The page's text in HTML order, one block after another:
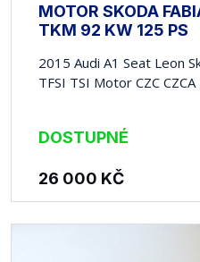
MOTOR SKODA
TKM 92 KW 125 PS
2015 Audi A1 Seat Leon
TFSI TSI Motor CZC CZCA
DOSTUPNÉ
26 000 KČ